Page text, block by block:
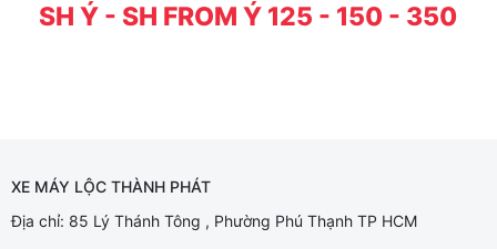
SH Ý - SH FROM Ý 125 - 150 - 350
XE MÁY LỘC THÀNH PHÁT
Địa chỉ: 85 Lý Thánh Tông , Phường Phú Thạnh TP HCM